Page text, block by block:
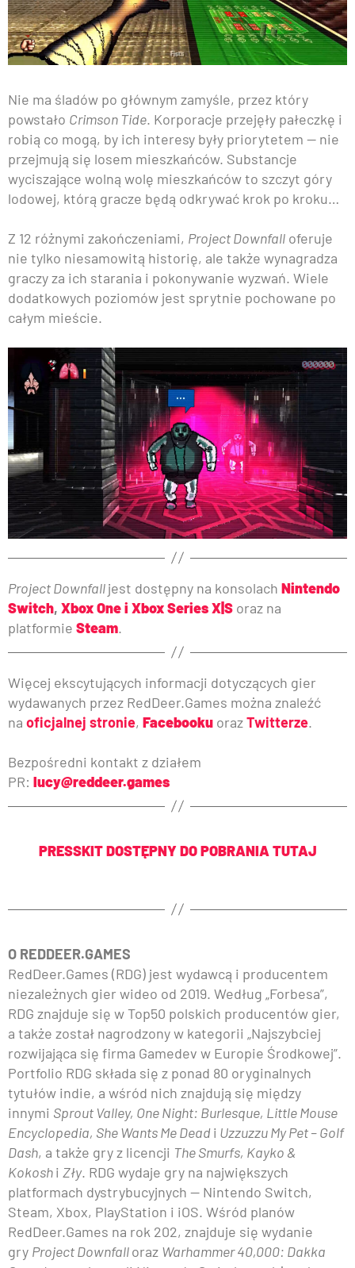
Nie ma śladów po głównym zamyśle, przez który
powstało Crimson Tide. Korporacje przejęły pałeczkę i
robią co mogą, by ich interesy były priorytetem — nie
przejmują się losem mieszkańców. Substancje
wyciszające wolną wolę mieszkańców to szczyt góry
lodowej, którą gracze będą odkrywać krok po kroku…
Z 12 różnymi zakończeniami, Project Downfall oferuje
nie tylko niesamowitą historię, ale także wynagradza
graczy za ich starania i pokonywanie wyzwań. Wiele
dodatkowych poziomów jest sprytnie pochowane po
całym mieście.
Project Downfalljest dostępny na konsolach Nintendo
Switch, Xbox One i Xbox Series X|S oraz na
platformie Steam.
Więcej ekscytujących informacji dotyczących gier
wydawanych przez RedDeer.Games można znaleźć
na oficjalnej stronie, Facebooku orazTwitterze.
Bezpośredni kontakt z działem
PR: lucy@reddeer.games
PRESSKIT DOSTĘPNY DO POBRANIA TUTAJ
O REDDEER.GAMES
RedDeer.Games (RDG) jest wydawcą i producentem
niezależnych gier wideo od 2019. Według „Forbesa”,
RDG znajduje się w Top50 polskich producentów gier,
a także został nagrodzony w kategorii „Najszybciej
rozwijająca się firma Gamedev w Europie Środkowej”.
Portfolio RDG składa się z ponad 80 oryginalnych
tytułów indie, a wśród nich znajdują się między
innymi Sprout Valley, One Night: Burlesque, Little Mouse
Encyclopedia, She Wants Me Deadi Uzzuzzu My Pet – Golf
Dash, a także gry z licencji The Smurfs, Kayko &
Kokoshi Zły. RDG wydaje gry na największych
platformach dystrybucyjnych — Nintendo Switch,
Steam, Xbox, PlayStation i iOS. Wśród planów
RedDeer.Games na rok 202, znajduje się wydanie
gry Project Downfalloraz Warhammer 40,000: Dakka